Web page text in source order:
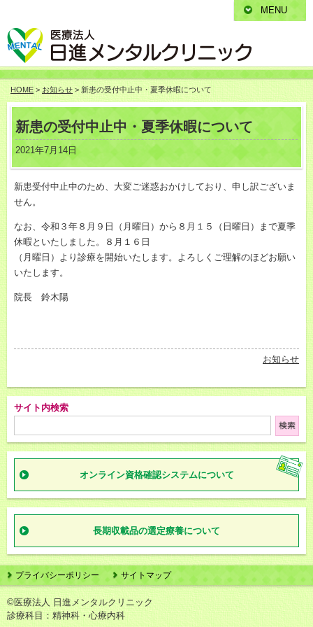
HOME > お知らせ > 新患の受付中止中・夏季休暇について
新患の受付中止中・夏季休暇について
2021年7月14日
新患受付中止中のため、大変ご迷惑おかけしており、申し訳ございま
せん。
なお、令和３年８月９日（月曜日）から８月１５（日曜日）まで夏季
休暇といたしました。８月１６日
（月曜日）より診療を開始いたします。よろしくご理解のほどお願い
いたします。
院長 鈴木陽
お知らせ
MENU
サイト内検索
オンライン資格確認システムについて
長期収載品の選定療養について
プライバシーポリシー サイトマップ
©医療法人 日進メンタルクリニック
診療科目：精神科・心療内科